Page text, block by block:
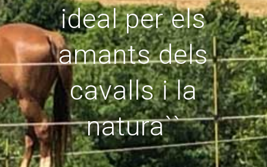
ideal per els
amants dels
cavalls i la
natura``